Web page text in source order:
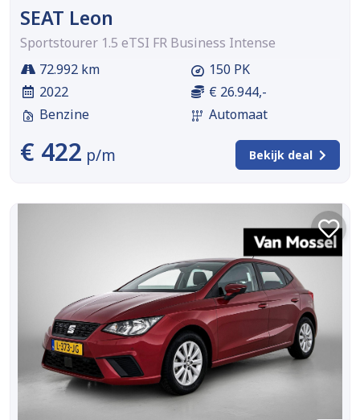
SEAT Leon
Sportstourer 1.5 eTSI FR Business Intense
72.992 km
2022
Benzine
150 PK
€ 26.944,-
Automaat
€ 422 p/m Bekijk deal